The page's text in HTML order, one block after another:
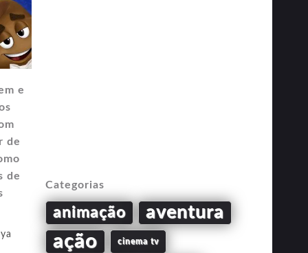
e
de
de
Categorias
animação aventura
ação cinema tv